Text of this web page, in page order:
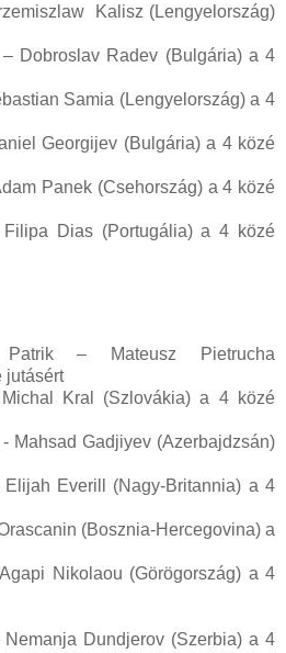
Kalisz (Lengyelország)
Dobroslav Radev (Bulgária) a 4
Samia (Lengyelország) a 4
Georgijev (Bulgária) a 4 közé
Panek (Csehország) a 4 közé
Dias (Portugália) a 4 közé
– Mateusz Pietrucha
jutásért
Kral (Szlovákia) a 4 közé
Mahsad Gadjiyev (Azerbajdzsán)
Everill (Nagy-Britannia) a 4
(Bosznia-Hercegovina) a
Nikolaou (Görögország) a 4
Dundjerov (Szerbia) a 4